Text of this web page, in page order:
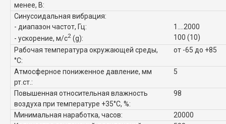
менее, В:
Синусоидальная вибрация:
- диапазон частот, Гц:
- ускорение, м/с2 (g):
1....2000
100 (10)
Рабочая температура окружающей среды,
°C:
от -65 до +85
Атмосферное пониженное давление, мм
рт.ст.:
5
Повышенная относительная влажность
воздуха при температуре +35°C, %:
98
Минимальная наработка, часов:
20000